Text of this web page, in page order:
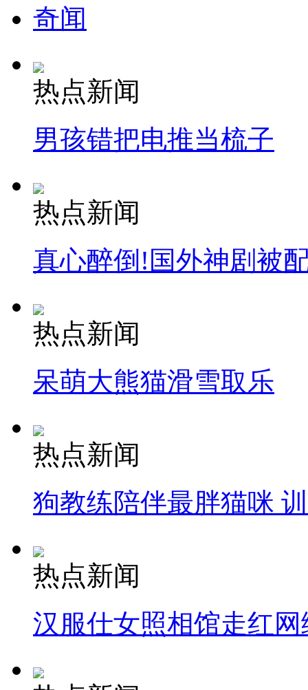
纽约上演“枕头大战”
奇闻
热点新闻
男孩错把电推当梳子
热点新闻
真心醉倒!国外神剧被
热点新闻
呆萌大熊猫滑雪取乐
热点新闻
狗教练陪伴最胖猫咪
热点新闻
汉服仕女照相馆走红网